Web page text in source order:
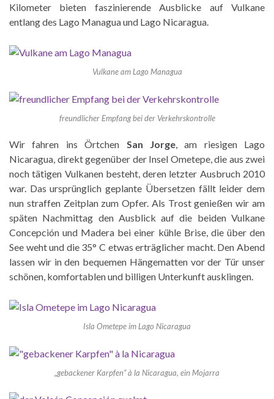
Kilometer bieten faszinierende Ausblicke auf Vulkane
entlang des Lago Managua und Lago Nicaragua.
Vulkane am Lago Managua
freundlicher Empfang bei der Verkehrskontrolle
Wir fahren ins Örtchen San Jorge, am riesigen Lago
Nicaragua, direkt gegenüber der Insel Ometepe, die aus zwei
noch tätigen Vulkanen besteht, deren letzter Ausbruch 2010
war. Das ursprünglich geplante Übersetzen fällt leider dem
nun straffen Zeitplan zum Opfer. Als Trost genießen wir am
späten Nachmittag den Ausblick auf die beiden Vulkane
Concepción und Madera bei einer kühle Brise, die über den
See weht und die 35° C etwas erträglicher macht. Den Abend
lassen wir in den bequemen Hängematten vor der Tür unser
schönen, komfortablen und billigen Unterkunft ausklingen.
Isla Ometepe im Lago Nicaragua
„gebackener Karpfen“ à la Nicaragua, ein Mojarra